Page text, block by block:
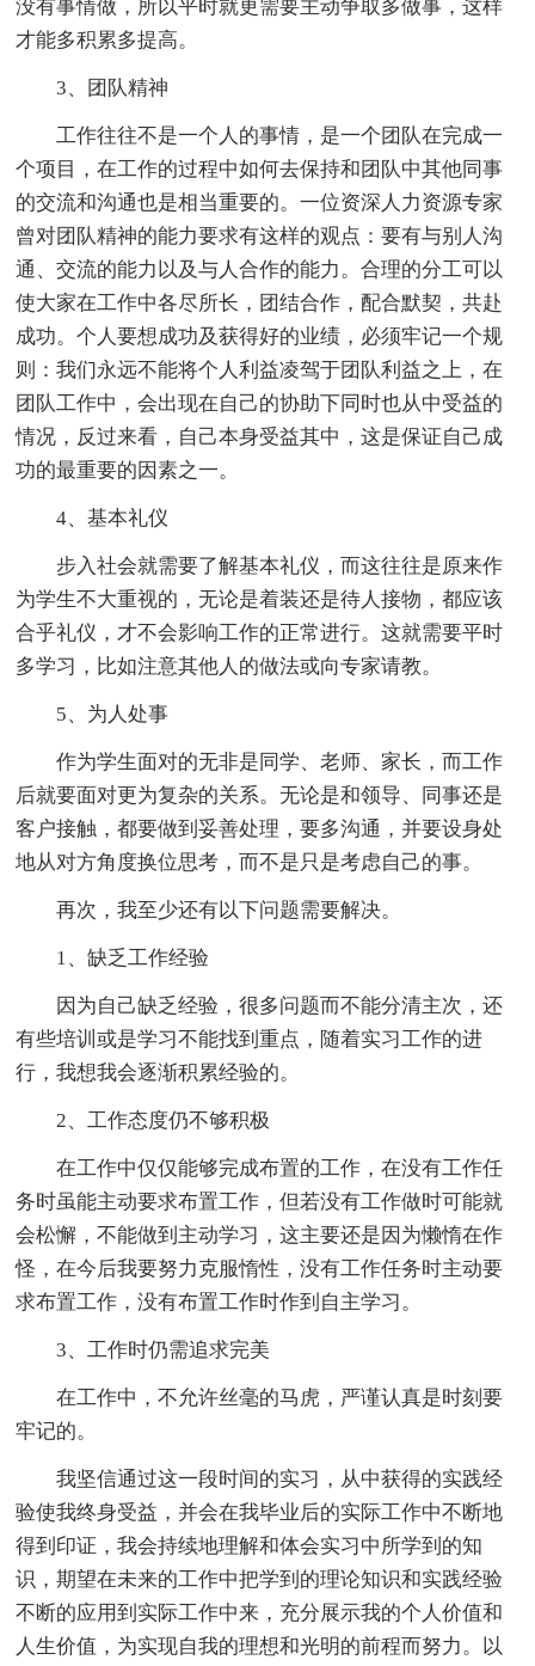
没有事情做，所以平时就更需要主动争取多做事，这样
才能多积累多提高。
3、团队精神
工作往往不是一个人的事情，是一个团队在完成一
个项目，在工作的过程中如何去保持和团队中其他同事
的交流和沟通也是相当重要的。一位资深人力资源专家
曾对团队精神的能力要求有这样的观点：要有与别人沟
通、交流的能力以及与人合作的能力。合理的分工可以
使大家在工作中各尽所长，团结合作，配合默契，共赴
成功。个人要想成功及获得好的业绩，必须牢记一个规
则：我们永远不能将个人利益凌驾于团队利益之上，在
团队工作中，会出现在自己的协助下同时也从中受益的
情况，反过来看，自己本身受益其中，这是保证自己成
功的最重要的因素之一。
4、基本礼仪
步入社会就需要了解基本礼仪，而这往往是原来作
为学生不大重视的，无论是着装还是待人接物，都应该
合乎礼仪，才不会影响工作的正常进行。这就需要平时
多学习，比如注意其他人的做法或向专家请教。
5、为人处事
作为学生面对的无非是同学、老师、家长，而工作
后就要面对更为复杂的关系。无论是和领导、同事还是
客户接触，都要做到妥善处理，要多沟通，并要设身处
地从对方角度换位思考，而不是只是考虑自己的事。
再次，我至少还有以下问题需要解决。
1、缺乏工作经验
因为自己缺乏经验，很多问题而不能分清主次，还
有些培训或是学习不能找到重点，随着实习工作的进
行，我想我会逐渐积累经验的。
2、工作态度仍不够积极
在工作中仅仅能够完成布置的工作，在没有工作任
务时虽能主动要求布置工作，但若没有工作做时可能就
会松懈，不能做到主动学习，这主要还是因为懒惰在作
怪，在今后我要努力克服惰性，没有工作任务时主动要
求布置工作，没有布置工作时作到自主学习。
3、工作时仍需追求完美
在工作中，不允许丝毫的马虎，严谨认真是时刻要
牢记的。
我坚信通过这一段时间的实习，从中获得的实践经
验使我终身受益，并会在我毕业后的实际工作中不断地
得到印证，我会持续地理解和体会实习中所学到的知
识，期望在未来的工作中把学到的理论知识和实践经验
不断的应用到实际工作中来，充分展示我的个人价值和
人生价值，为实现自我的理想和光明的前程而努力。以